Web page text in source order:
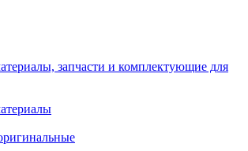
запчасти и комплектующие для